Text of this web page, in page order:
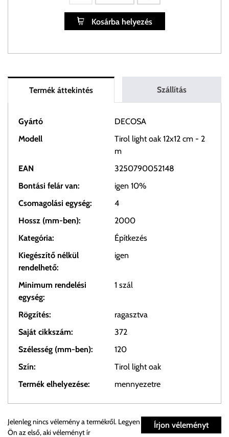
Kosárba helyezés
Termék áttekintés Szállítás
Gyártó
DECOSA
Modell
Tirol light oak 12x12 cm - 2
m
EAN
3250790052148
Bontási felár van:
igen 10%
Csomagolási egység:
4
Hossz (mm-ben):
2000
Kategória:
Építkezés
Kiegészítő nélkül
rendelhető:
igen
Minimum rendelési
egység:
1 szál
Rögzítés:
ragasztva
Saját cikkszám:
372
Szélesség (mm-ben):
120
Szín:
Tirol light oak
Termék elhelyezése:
mennyezetre
Személyes átvétel:
Írjon véleményt
Jelenleg nincs vélemény a termékről. Legyen
Ön az első, aki véleményt ír